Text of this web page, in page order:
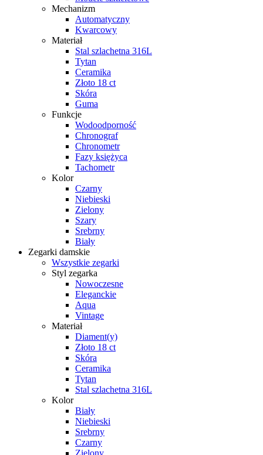
Mechanizm
Automatyczny
Kwarcowy
Materiał
Stal szlachetna 316L
Tytan
Ceramika
Złoto 18 ct
Skóra
Guma
Funkcje
Wodoodporność
Chronograf
Chronometr
Fazy księżyca
Tachometr
Kolor
Czarny
Niebieski
Zielony
Szary
Srebrny
Biały
Zegarki damskie
Wszystkie zegarki
Styl zegarka
Nowoczesne
Eleganckie
Aqua
Vintage
Materiał
Diament(y)
Złoto 18 ct
Skóra
Ceramika
Tytan
Stal szlachetna 316L
Kolor
Biały
Niebieski
Srebrny
Czarny
Zielony